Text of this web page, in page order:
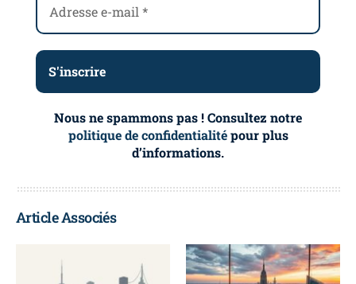
Nous ne spammons pas ! Consultez notre
politique de confidentialitépour plus
d’informations.
Article Associés